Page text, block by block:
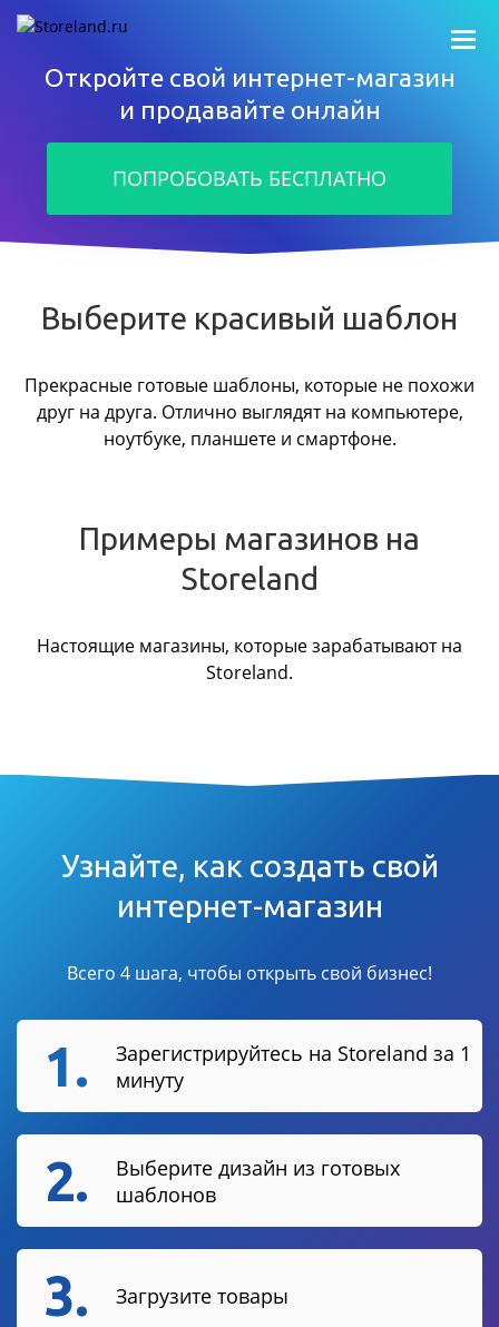
Откройте свой интернет-магазин
и продавайте онлайн
ПОПРОБОВАТЬ БЕСПЛАТНО
Выберите красивый шаблон
Прекрасные готовые шаблоны, которые не похожи
друг на друга. Отлично выглядят на компьютере,
ноутбуке, планшете и смартфоне.
Примеры магазинов на
Storeland
Настоящие магазины, которые зарабатывают на
Storeland.
Узнайте, как создать свой
интернет-магазин
Всего 4 шага, чтобы открыть свой бизнес!
1.
Зарегистрируйтесь на Storeland за 1
минуту
2.
Выберите дизайн из готовых
шаблонов
3. Загрузите товары